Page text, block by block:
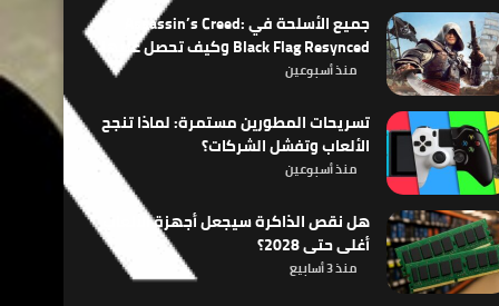
جميع الأسلحة في Assassin’s Creed:
Black Flag Resynced وكيف تحصل عليها
منذ أسبوعين
تسريحات المطورين مستمرة: لماذا تنجح
الألعاب وتفشل الشركات؟
منذ أسبوعين
هل نقص الذاكرة سيجعل أجهزة الألعاب
أغلى حتى 2028؟
منذ 3 أسابيع